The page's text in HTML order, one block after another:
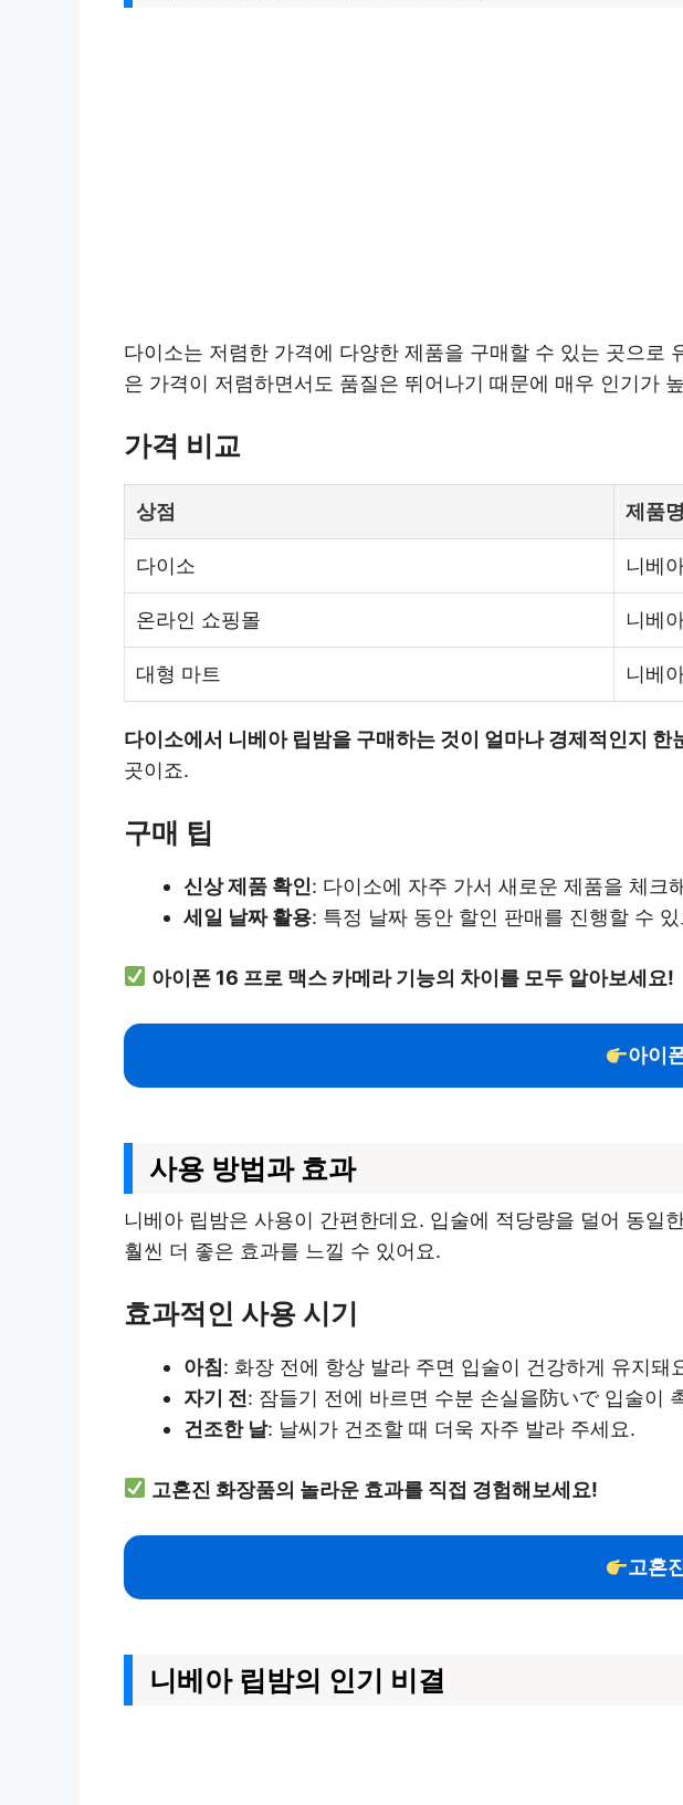
다이소는 저렴한 가격에 다양한 제품을 구매할 수 있는 곳으로
은 가격이 저렴하면서도 품질은 뛰어나기 때문에 매우 인기가
가격 비교
상점 제품명
다이소 니베
온라인 쇼핑몰 니베
대형 마트 니베
다이소에서 니베아 립밤을 구매하는 것이 얼마나 경제적인지 한
곳이죠.
구매 팁
신상 제품 확인: 다이소에 자주 가서 새로운 제품을 체크
세일 날짜 활용: 특정 날짜 동안 할인 판매를 진행할 수
아이폰 16 프로 맥스 카메라 기능의 차이를 모두 알아보세요!
아이
사용 방법과 효과
니베아 립밤은 사용이 간편한데요. 입술에 적당량을 덜어 동일
훨씬 더 좋은 효과를 느낄 수 있어요.
효과적인 사용 시기
아침: 화장 전에 항상 발라 주면 입술이 건강하게 유지돼
자기 전: 잠들기 전에 바르면 수분 손실을防いで 입술이
건조한 날: 날씨가 건조할 때 더욱 자주 발라 주세요.
고혼진 화장품의 놀라운 효과를 직접 경험해보세요!
고혼
니베아 립밤의 인기 비결